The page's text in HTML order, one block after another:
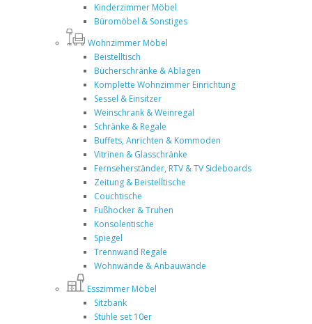
Kinderzimmer Möbel
Büromöbel & Sonstiges
Wohnzimmer Möbel
Beistelltisch
Bücherschränke & Ablagen
Komplette Wohnzimmer Einrichtung
Sessel & Einsitzer
Weinschrank & Weinregal
Schränke & Regale
Buffets, Anrichten & Kommoden
Vitrinen & Glasschränke
Fernseherständer, RTV & TV Sideboards
Zeitung & Beistelltische
Couchtische
Fußhocker & Truhen
Konsolentische
Spiegel
Trennwand Regale
Wohnwände & Anbauwände
Esszimmer Möbel
Sitzbank
Stühle set 10er